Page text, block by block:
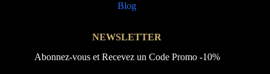
Blog
NEWSLETTER
Abonnez-vous et Recevez un Code Promo -10%